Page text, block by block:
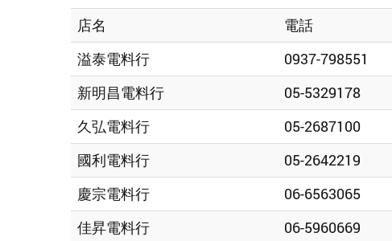
店名 電話
溢泰電料行
0937-798551
新明昌電料行
05-5329178
久弘電料行
05-2687100
國利電料行
05-2642219
慶宗電料行
06-6563065
佳昇電料行
06-5960669